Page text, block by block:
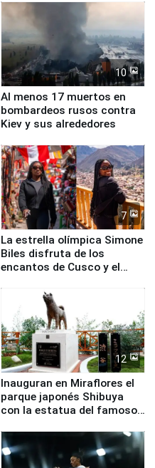
Fenómeno El Niño
10
Al menos 17 muertos en
bombardeos rusos contra
Kiev y sus alrededores
7
La estrella olímpica Simone
Biles disfruta de los
encantos de Cusco y el
12
Inauguran en Miraflores el
parque japonés Shibuya
con la estatua del famoso